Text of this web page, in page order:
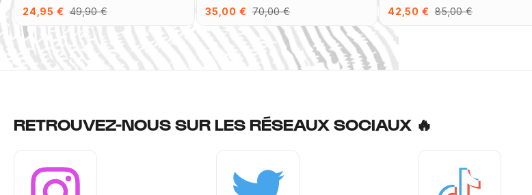
24,95 € 49,90 € 35,00 € 70,00 € 42,50 € 85,00 €
RETROUVEZ-NOUS SUR LES RÉSEAUX SOCIAUX 🔥